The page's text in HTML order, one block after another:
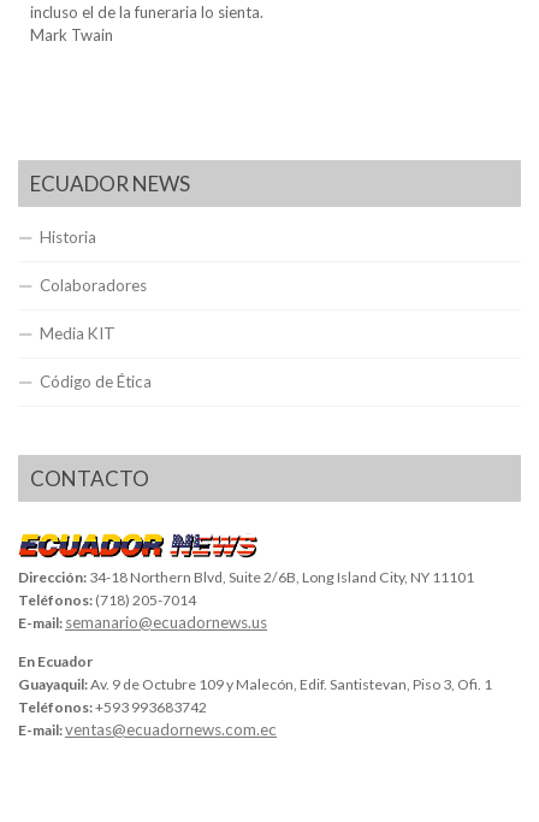
incluso el de la funeraria lo sienta.
Mark Twain
ECUADOR NEWS
Historia
Colaboradores
Media KIT
Código de Ética
CONTACTO
Dirección: 34-18 Northern Blvd, Suite 2/6B, Long Island City, NY 11101
Teléfonos: (718) 205-7014
E-mail: semanario@ecuadornews.us
En Ecuador
Guayaquil:Av. 9 de Octubre 109 y Malecón, Edif. Santistevan, Piso 3, Ofi. 1
Teléfonos:+593 993683742
E-mail:ventas@ecuadornews.com.ec